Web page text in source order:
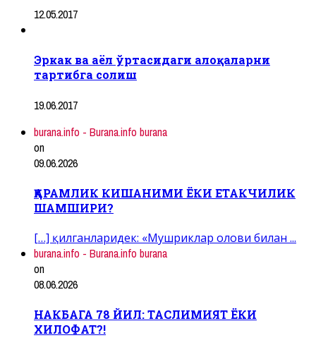
12.05.2017
Эркак ва аёл ўртасидаги алоқаларни
тартибга солиш
19.06.2017
burana.info - Burana.info burana
on
09.06.2026
ҚАРАМЛИК КИШАНИМИ ЁКИ ЕТАКЧИЛИК
ШАМШИРИ?
[…] қилганларидек: «Мушриклар олови билан ...
burana.info - Burana.info burana
on
08.06.2026
НАКБАГА 78 ЙИЛ: ТАСЛИМИЯТ ЁКИ
ХИЛОФАТ?!